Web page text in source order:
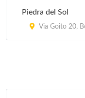
Piedra del Sol
Via Goito 20,